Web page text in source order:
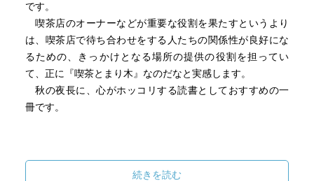
です。
喫茶店のオーナーなどが重要な役割を果たすというより
は、喫茶店で待ち合わせをする人たちの関係性が良好にな
るための、きっかけとなる場所の提供の役割を担ってい
て、正に『喫茶とまり木』なのだなと実感します。
秋の夜長に、心がホッコリする読書としておすすめの一
冊です。
続きを読む